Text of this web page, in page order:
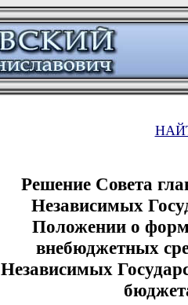
Решение Совета
Независимых
Положении о
внебюджетных
Независимых